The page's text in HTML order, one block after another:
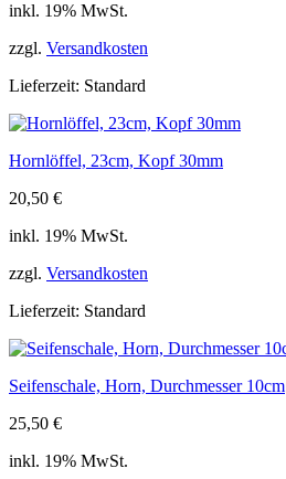
inkl. 19% MwSt.
zzgl. Versandkosten
Lieferzeit: Standard
Hornlöffel, 23cm, Kopf 30mm
20,50 €
inkl. 19% MwSt.
zzgl. Versandkosten
Lieferzeit: Standard
Seifenschale, Horn, Durchmesser 10cm
25,50 €
inkl. 19% MwSt.